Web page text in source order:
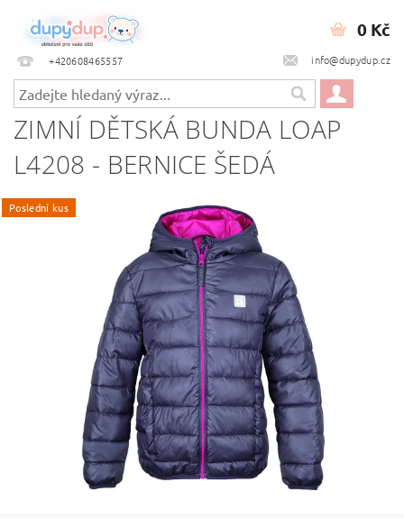
+420608465557 info@dupydup.cz
0 Kč
ZIMNÍ DĚTSKÁ BUNDA LOAP
L4208 - BERNICE ŠEDÁ
Poslední kus